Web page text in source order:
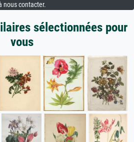
nous contacter.
sélectionnées pour
vous